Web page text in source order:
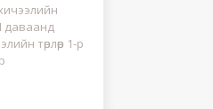
хичээлийн
даваанд
төрлөөр 1-р